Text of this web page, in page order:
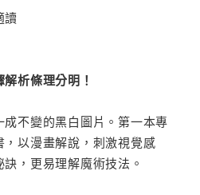
讀
析條理分明！
不變的黑白圖片。第一本專
以漫畫解說，刺激視覺感
，更易理解魔術技法。